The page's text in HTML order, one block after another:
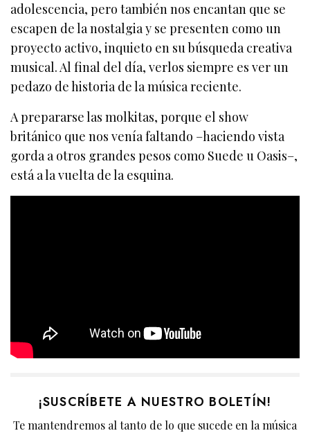
adolescencia, pero también nos encantan que se
escapen de la nostalgia y se presenten como un
proyecto activo, inquieto en su búsqueda creativa
musical. Al final del día, verlos siempre es ver un
pedazo de historia de la música reciente.
A prepararse las molkitas, porque el show
británico que nos venía faltando –haciendo vista
gorda a otros grandes pesos como Suede u Oasis–,
está a la vuelta de la esquina.
¡SUSCRÍBETE A NUESTRO BOLETÍN!
Te mantendremos al tanto de lo que sucede en la música